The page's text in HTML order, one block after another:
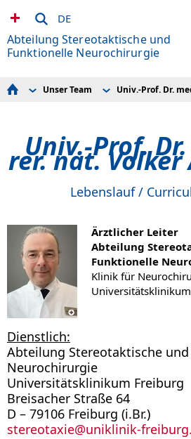
DE
Abteilung Stereotaktische und
Funktionelle Neurochirurgie
Forschung
Klinische Studien
Veranstaltungen
Presse/Medien
Unser Team
Geschäftsführender OA PD Dr. P.
FOA Dr. T. Prokop
Dr. Bianca Mercas
Univ.-Prof. Dr.
Univ.-Prof.
rer. nat. Volker
Lebenslauf /
Ärztlicher Leiter
Abteilung
Funktionelle
Klinik für
Dienstlich:
Abteilung Stereotaktische
Neurochirurgie
Universitätsklinikum Freiburg
Breisacher Straße 64
D – 79106 Freiburg (i.Br.)
stereotaxie@uniklinik-